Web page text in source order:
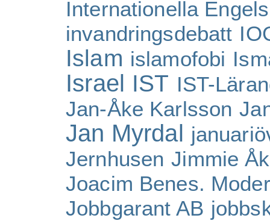
Internationella
invandringsdebatt
Islam islamofobi
Israel IST IST-
Jan-Åke Karlsson
Jan Myrdal
Jernhusen Jimmie
Joacim Benes.
Jobbgarant AB